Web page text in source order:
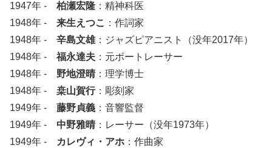
1947年 - 柏瀬宏隆 ：精神科医
1948年 - 来生えつこ ：作詞家
1948年 - 辛島文雄：ジャズピアニスト（没年2017年）
1948年 - 福永達夫 ：元ボートレーサー
1948年 - 野地澄晴：理学博士
1948年 - 桒山賀行：彫刻家
1949年 - 藤野貞義 ：音響監督
1949年 - 中野雅晴：レーサー（没年1973年）
1949年 - カレヴィ・アホ ：作曲家